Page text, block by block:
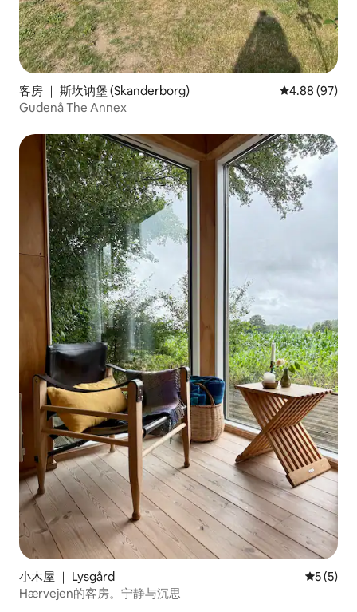
客房 ｜ 斯坎讷堡 (Skanderborg) 平均评分 4.88
4.88 (97)
Gudenå The Annex
小木屋 ｜ Lysgård 平均评分
5 (5)
Hærvejen的客房。宁静与沉思